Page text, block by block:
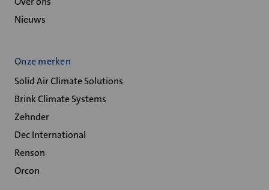
Nieuws
Onze merken
Solid Air Climate Solutions
Brink Climate Systems
Zehnder
Dec International
Renson
Orcon